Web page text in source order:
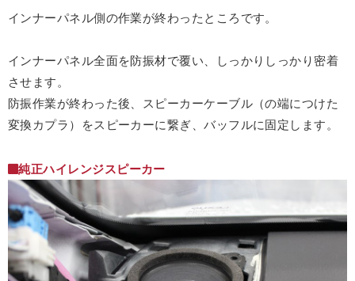
インナーパネル側の作業が終わったところです。
インナーパネル全面を防振材で覆い、しっかりしっかり密着
させます。
防振作業が終わった後、スピーカーケーブル（の端につけた
変換カプラ）をスピーカーに繋ぎ、バッフルに固定します。
純正ハイレンジスピーカー